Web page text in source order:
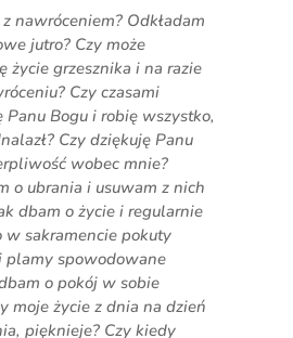
nawróceniem? Odkładam
jutro? Czy może
życie grzesznika i na razie
Czy czasami
Panu Bogu i robię wszystko,
Czy dziękuję Panu
wobec mnie?
o ubrania i usuwam z nich
dbam o życie i regularnie
w sakramencie pokuty
plamy spowodowane
o pokój w sobie
moje życie z dnia na dzień
pięknieje? Czy kiedy